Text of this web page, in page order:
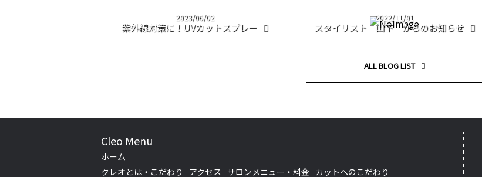
2023/06/02
紫外線対策に！UVカットスプレー
2022/11/01
スタイリスト 山下 からのお知らせ
ALL BLOG LIST
Cleo Menu
ホーム
クレオとは・こだわり
アクセス サロンメニュー・料金 カットへのこだわり